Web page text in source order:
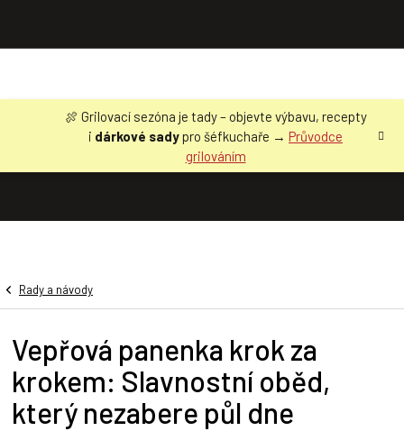
🍖 Grilovací sezóna je tady – objevte výbavu, recepty
i dárkové sadypro šéfkuchaře → Průvodce
grilováním
Rady a návody
Vepřová panenka krok za
krokem: Slavnostní oběd,
který nezabere půl dne